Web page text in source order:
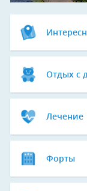
Отдых с
Лечение
Форты